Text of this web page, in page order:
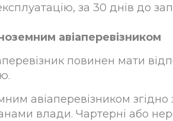
за 30 днів до
авіаперевізником
повинен мати
авіаперевізником
влади. Чартерні або